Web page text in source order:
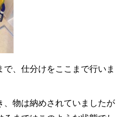
、仕分けをここまで行いま
物は納めされていましたが